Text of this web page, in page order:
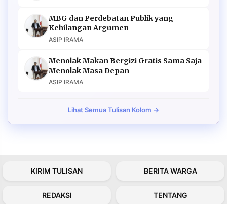
MBG dan Perdebatan Publik yang
Kehilangan Argumen
ASIP IRAMA
Menolak Makan Bergizi Gratis Sama Saja
Menolak Masa Depan
ASIP IRAMA
Lihat Semua Tulisan Kolom →
KIRIM TULISAN BERITA WARGA
REDAKSI TENTANG